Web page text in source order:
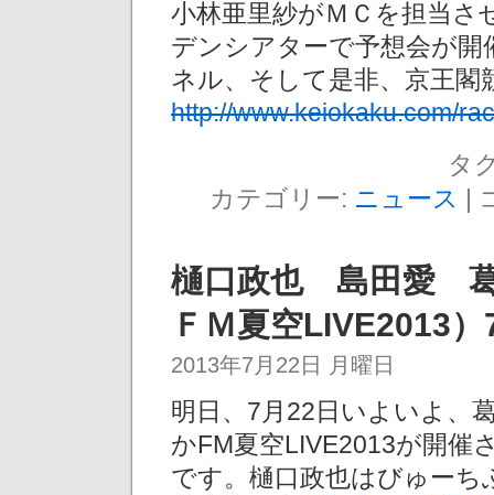
小林亜里紗がＭＣを担当
デンシアターで予想会が
ネル、そして是非、京王
http://www.keiokaku.com/
タ
カテゴリー: ニュース |
樋口政也 島田愛 葛
ＦＭ夏空LIVE2013
2013年7月22日 月曜日
明日、7月22日いよいよ、
かFM夏空LIVE2013が開催
です。樋口政也はびゅー